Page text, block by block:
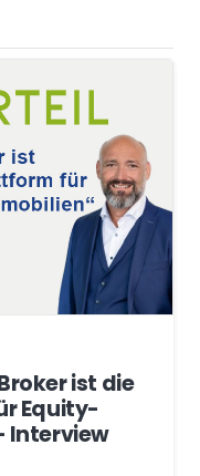
ist die
Equity-
Interview